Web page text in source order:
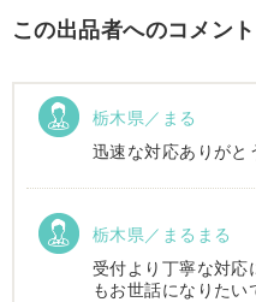
この出品者へのコメント
栃木県／まる
迅速な対応ありがと
栃木県／まるまる
受付より丁寧な対応
もお世話になりたい